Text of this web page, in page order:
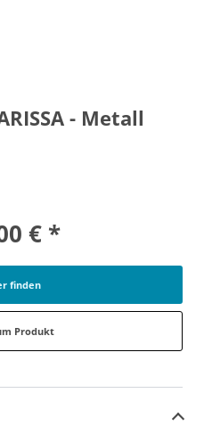
- Metall
€ *
finden
Produkt